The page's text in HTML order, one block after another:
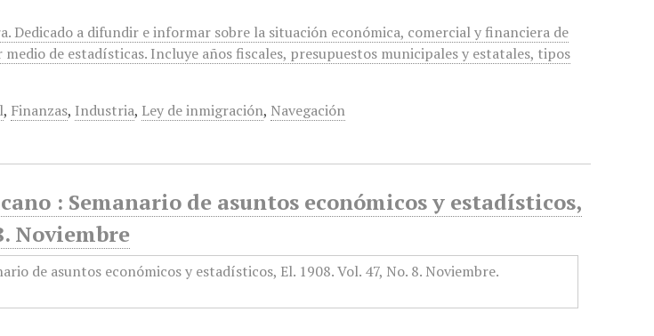
Dedicado a difundir e informar sobre la situación económica, comercial y financiera de
de estadísticas. Incluye años fiscales, presupuestos municipales y estatales, tipos
, Finanzas, Industria, Ley de inmigración, Navegación
: Semanario de asuntos económicos y estadísticos,
Noviembre